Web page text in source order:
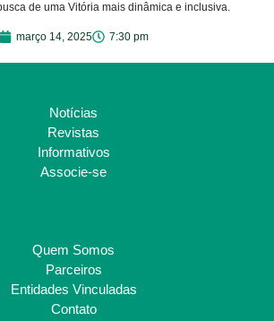
de uma Vitória mais dinâmica e inclusiva.
março 14, 2025 7:30 pm
Notícias
Revistas
Informativos
Associe-se
Quem Somos
Parceiros
Entidades Vinculadas
Contato